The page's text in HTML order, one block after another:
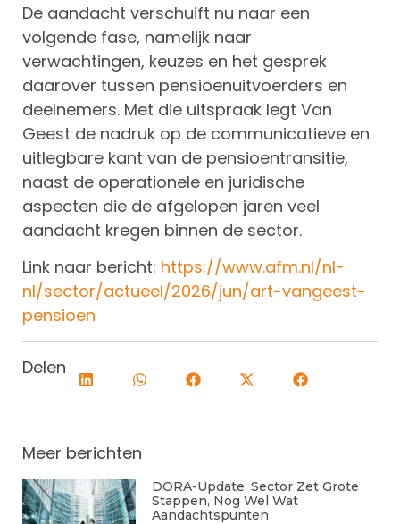
De aandacht verschuift nu naar een
volgende fase, namelijk naar
verwachtingen, keuzes en het gesprek
daarover tussen pensioenuitvoerders en
deelnemers. Met die uitspraak legt Van
Geest de nadruk op de communicatieve en
uitlegbare kant van de pensioentransitie,
naast de operationele en juridische
aspecten die de afgelopen jaren veel
aandacht kregen binnen de sector.
Link naar bericht: https://www.afm.nl/nl-
nl/sector/actueel/2026/jun/art-vangeest-
pensioen
Delen
Meer berichten
DORA-Update: Sector Zet Grote
Stappen, Nog Wel Wat
Aandachtspunten